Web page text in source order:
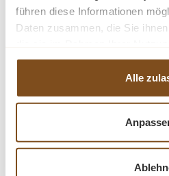
führen diese Informationen
Daten zusammen, die Sie
haben.
Alle
Stauraum hinter den Türen
die ansprechende
Einrichtungsstile ein. Es ist
diejenigen, die sowohl